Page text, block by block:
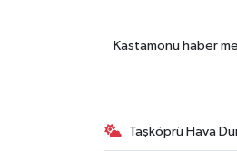
Kastamonu haber
Taşköprü Hava